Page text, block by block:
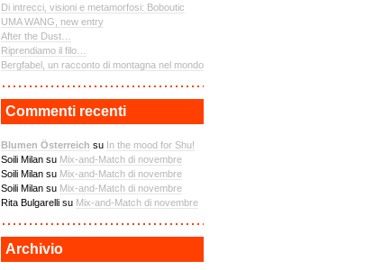
Di intrecci, visioni e metamorfosi: Boboutic
UMA WANG, new entry
After the Dust…
Riprendiamo il filo…
Bergfabel, un racconto di montagna nel mondo
Commenti recenti
Blumen Österreich su In the mood for Shu!
Soili Milan su Mix-and-Match di novembre
Soili Milan su Mix-and-Match di novembre
Soili Milan su Mix-and-Match di novembre
Rita Bulgarelli su Mix-and-Match di novembre
Archivio